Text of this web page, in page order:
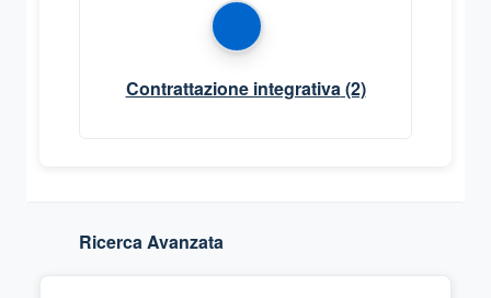
Contrattazione integrativa (2)
Ricerca Avanzata